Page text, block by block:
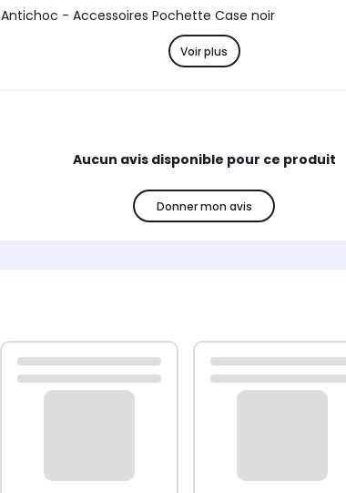
Coque Google Pixel 6 5G Souple noire flexible en Gel TPU Antichoc - Accessoires Pochette Case noir
Voir plus
Aucun avis disponible pour ce produit
Donner mon avis